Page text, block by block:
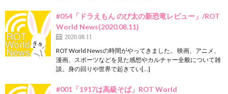
#054「ドラえもん のび太の新恐竜レビュー」/ROT
World News(2020.08.11)
2020.08.11
ROT World Newsの時間がやってきました。 映画、アニメ、
漫画、スポーツなどを見た感想やカルチャー全般について雑
談。身の回りや世界で起きてい[…]
#001「1917は高級そば」ROT World